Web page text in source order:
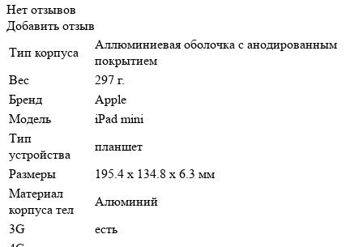
Нет отзывов
Добавить отзыв
Тип корпуса
Аллюминиевая оболочка с анодированным
покрытием
Вес
297 г.
Бренд
Apple
Модель
iPad mini
Тип
устройства
планшет
Размеры
195.4 x 134.8 x 6.3 мм
Материал
корпуса тел
Алюминий
3G
есть